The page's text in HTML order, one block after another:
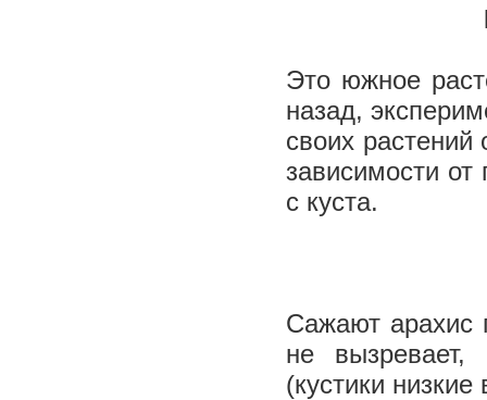
Это южное
назад,
своих
зависимости от
с куста.
Сажают арахис
не
(кустики